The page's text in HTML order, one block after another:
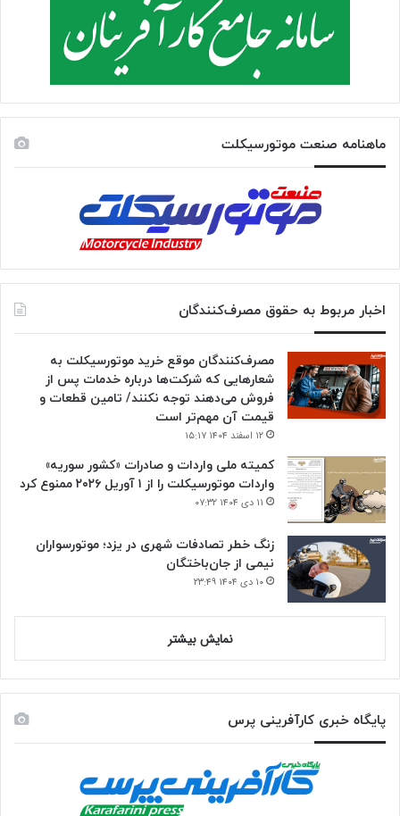
ماهنامه صنعت موتورسیکلت
اخبار مربوط به حقوق مصرف‌کنندگان
مصرف‌کنندگان موقع خرید موتورسیکلت به
شعارهایی که شرکت‌ها درباره خدمات پس از
فروش می‌دهند توجه نکنند/ تامین قطعات و
قیمت آن مهم‌تر است
۱۲ اسفند ۱۴۰۴ ۱۵:۱۷
کمیته ملی واردات و صادرات «کشور سوریه»
واردات موتورسیکلت را از ۱ آوریل ۲۰۲۶ ممنوع کرد
۱۱ دی ۱۴۰۴ ۰۷:۳۲
زنگ خطر تصادفات شهری در یزد؛ موتورسواران
نیمی از جان‌باختگان
۱۰ دی ۱۴۰۴ ۲۳:۴۹
نمایش بیشتر
پایگاه خبری کارآفرینی پرس